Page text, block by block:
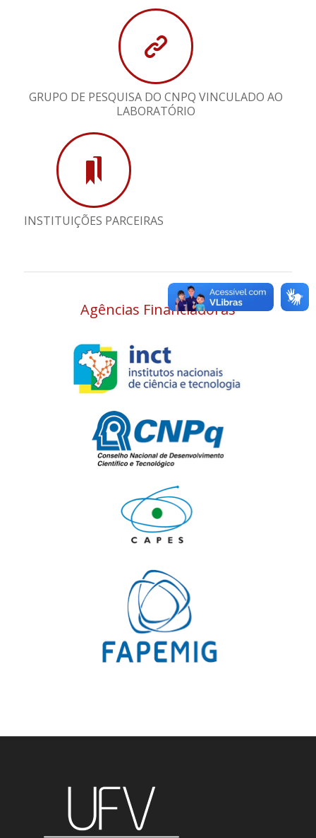
GRUPO DE PESQUISA DO CNPQ VINCULADO AO
LABORATÓRIO
INSTITUIÇÕES PARCEIRAS
Agências Financiadoras